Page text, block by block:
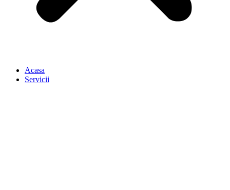
Acasa
Servicii